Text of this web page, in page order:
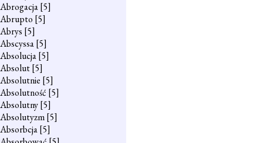
Abrogacja[5]
Abrupto [5]
Abrys [5]
Abscyssa[5]
Absolucja[5]
Absolut[5]
Absolutnie [5]
Absolutność [5]
Absolutny[5]
Absolutyzm[5]
Absorbcja[5]